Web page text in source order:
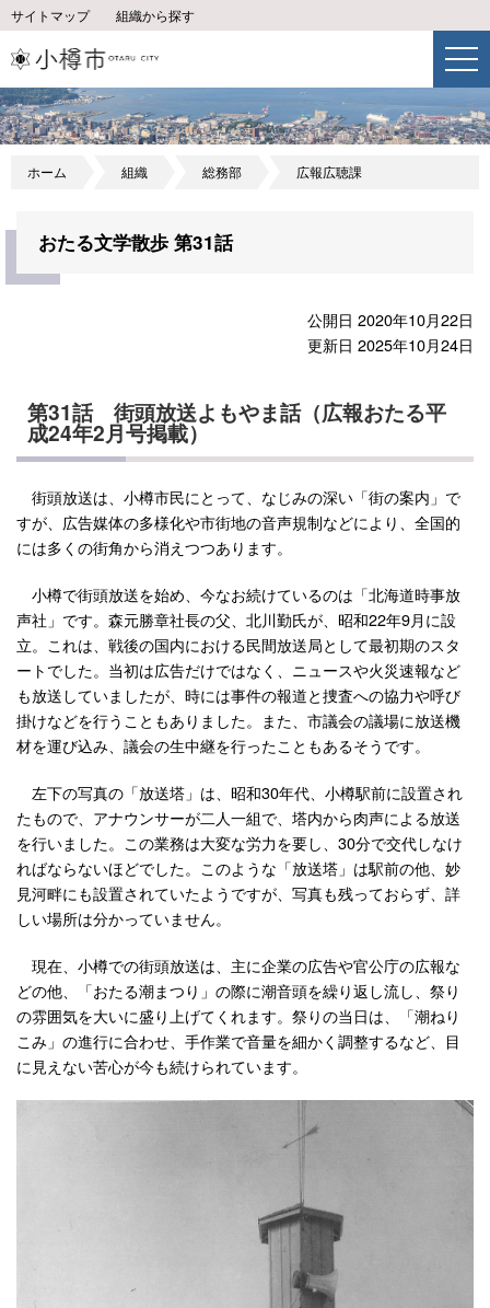
サイトマップ 組織から探す
ホーム 組織 総務部 広報広聴課
おたる文学散歩 第31話
公開日 2020年10月22日
更新日 2025年10月24日
第31話 街頭放送よもやま話（広報おたる平
成24年2月号掲載）
街頭放送は、小樽市民にとって、なじみの深い「街の案内」で
すが、広告媒体の多様化や市街地の音声規制などにより、全国的
には多くの街角から消えつつあります。
小樽で街頭放送を始め、今なお続けているのは「北海道時事放
声社」です。森元勝章社長の父、北川勤氏が、昭和22年9月に設
立。これは、戦後の国内における民間放送局として最初期のスタ
ートでした。当初は広告だけではなく、ニュースや火災速報など
も放送していましたが、時には事件の報道と捜査への協力や呼び
掛けなどを行うこともありました。また、市議会の議場に放送機
材を運び込み、議会の生中継を行ったこともあるそうです。
左下の写真の「放送塔」は、昭和30年代、小樽駅前に設置され
たもので、アナウンサーが二人一組で、塔内から肉声による放送
を行いました。この業務は大変な労力を要し、30分で交代しなけ
ればならないほどでした。このような「放送塔」は駅前の他、妙
見河畔にも設置されていたようですが、写真も残っておらず、詳
しい場所は分かっていません。
現在、小樽での街頭放送は、主に企業の広告や官公庁の広報な
どの他、「おたる潮まつり」の際に潮音頭を繰り返し流し、祭り
の雰囲気を大いに盛り上げてくれます。祭りの当日は、「潮ねり
こみ」の進行に合わせ、手作業で音量を細かく調整するなど、目
に見えない苦心が今も続けられています。